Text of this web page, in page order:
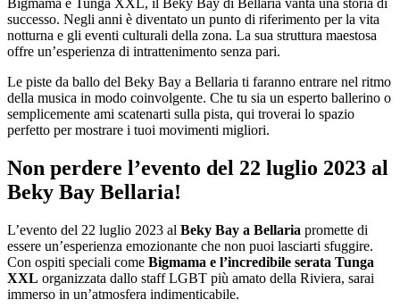
Bigmama e Tunga XXL, il Beky Bay di Bellaria vanta una storia di
successo. Negli anni è diventato un punto di riferimento per la vita
notturna e gli eventi culturali della zona. La sua struttura maestosa
offre un’esperienza di intrattenimento senza pari.
Le piste da ballo del Beky Bay a Bellaria ti faranno entrare nel ritmo
della musica in modo coinvolgente. Che tu sia un esperto ballerino o
semplicemente ami scatenarti sulla pista, qui troverai lo spazio
perfetto per mostrare i tuoi movimenti migliori.
Non perdere l’evento del 22 luglio 2023 al
Beky Bay Bellaria!
L’evento del 22 luglio 2023 al Beky Bay a Bellaria promette di
essere un’esperienza emozionante che non puoi lasciarti sfuggire.
Con ospiti speciali come Bigmama e l’incredibile serata Tunga
XXL organizzata dallo staff LGBT più amato della Riviera, sarai
immerso in un’atmosfera indimenticabile.